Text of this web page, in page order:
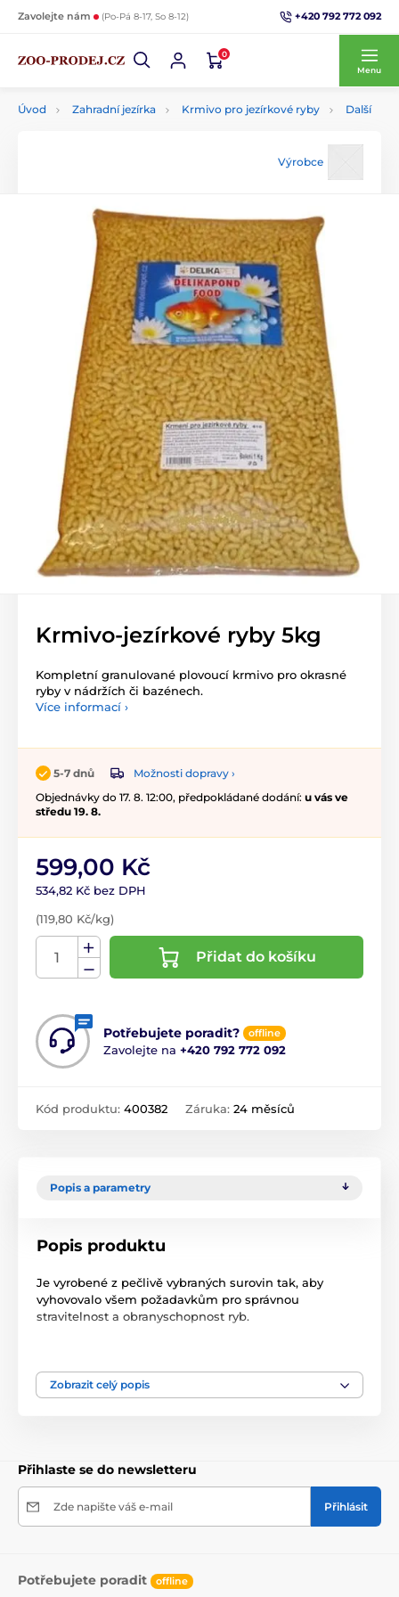
Zavolejte nám (Po-Pá 8-17, So 8-12) +420 792 772 092
0
Menu
Úvod Zahradní jezírka Krmivo pro jezírkové ryby Další
Výrobce
Krmivo-jezírkové ryby 5kg
Kompletní granulované plovoucí krmivo pro okrasné
ryby v nádržích či bazénech.
Více informací ›
5-7 dnů
Možnosti dopravy ›
Objednávky do 17. 8. 12:00, předpokládané dodání: u vás ve
středu 19. 8.
599,00 Kč
534,82 Kč bez DPH
(119,80 Kč/kg)
Přidat do košíku
Potřebujete poradit? offline
Zavolejte na +420 792 772 092
Kód produktu: 400382 Záruka: 24 měsíců
Popis a parametry
Popis produktu
Je vyrobené z pečlivě vybraných surovin tak, aby
vyhovovalo všem požadavkům pro správnou
stravitelnost a obranyschopnost ryb.
minerální látky a vitamíny. Doporučená dávka
odpovídá množství, které ryby zkonzumují během 10 -
Krmivo nekalí vodu a díky plovoucím schopnostem
balení 5 kg
Produkt je zařazen v kategoriích
Zobrazit celý popis
Přihlaste se do newsletteru
Zde napište váš e-mail Přihlásit
Potřebujete poradit offline